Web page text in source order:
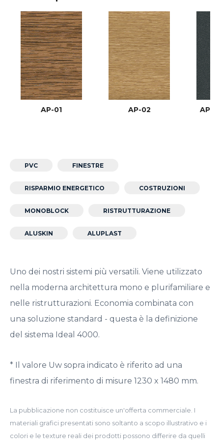
AP-01 AP-02 AP-
PVC FINESTRE
RISPARMIO ENERGETICO COSTRUZIONI
MONOBLOCK RISTRUTTURAZIONE
ALUSKIN ALUPLAST
Uno dei nostri sistemi più versatili. Viene utilizzato
nella moderna architettura mono e plurifamiliare e
nelle ristrutturazioni. Economia combinata con
una soluzione standard - questa è la definizione
del sistema Ideal 4000.
* Il valore Uw sopra indicato è riferito ad una
finestra di riferimento di misure 1230 x 1480 mm.
La pubblicazione non costituisce un'offerta commerciale. I
materiali grafici presentati sono soltanto a scopo illustrativo e i
colori e le texture reali dei prodotti possono differire da quelli